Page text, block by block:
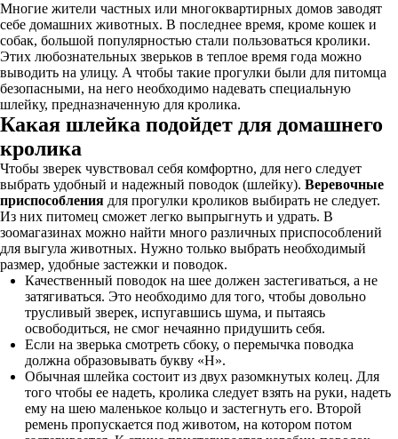
Многие жители частных или многоквартирных домов заводят
себе домашних животных. В последнее время, кроме кошек и
собак, большой популярностью стали пользоваться кролики.
Этих любознательных зверьков в теплое время года можно
выводить на улицу. А чтобы такие прогулки были для питомца
безопасными, на него необходимо надевать специальную
шлейку, предназначенную для кролика.
Какая шлейка подойдет для домашнего
кролика
Чтобы зверек чувствовал себя комфортно, для него следует
выбрать удобный и надежный поводок (шлейку). Веревочные
приспособления для прогулки кроликов выбирать не следует.
Из них питомец сможет легко выпрыгнуть и удрать. В
зоомагазинах можно найти много различных приспособлений
для выгула животных. Нужно только выбрать необходимый
размер, удобные застежки и поводок.
Качественный поводок на шее должен застегиваться, а не
затягиваться. Это необходимо для того, чтобы довольно
трусливый зверек, испугавшись шума, и пытаясь
освободиться, не смог нечаянно придушить себя.
Если на зверька смотреть сбоку, о перемычка поводка
должна образовывать букву «Н».
Обычная шлейка состоит из двух разомкнутых колец. Для
того чтобы ее надеть, кролика следует взять на руки, надеть
ему на шею маленькое кольцо и застегнуть его. Второй
ремень пропускается под животом, на котором потом